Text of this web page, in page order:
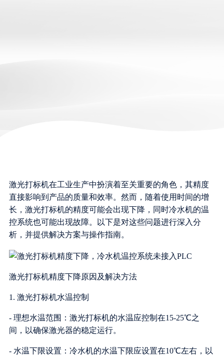
激光打标机在工业生产中扮演着至关重要的角色，其精度
直接影响到产品的质量和效率。然而，随着使用时间的增
长，激光打标机的精度可能会出现下降，同时冷水机的温
控系统也可能出现故障。以下是对这些问题进行深入分
析，并提供解决方案与操作指南。
激光打标机精度下降原因及解决方法
1. 激光打标机水温控制
- 理想水温范围：激光打标机的水温应控制在15-25℃之
间，以确保激光器的稳定运行。
- 水温下限设置：冷水机的水温下限应设置在10℃左右，以